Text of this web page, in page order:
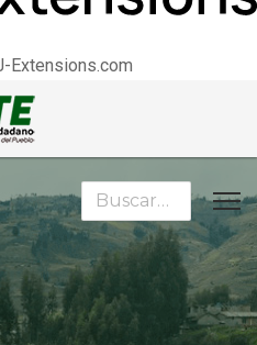
Extensions.com
Buscar